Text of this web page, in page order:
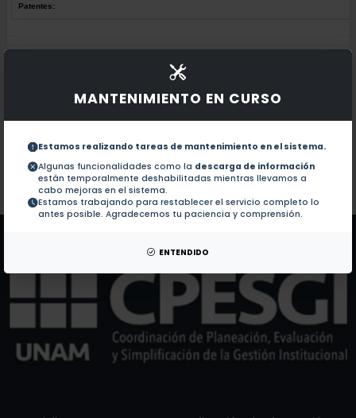
MANTENIMIENTO EN CURSO
Estamos realizando tareas de mantenimiento en el sistema.
Algunas funcionalidades como la descarga de información
están temporalmente deshabilitadas mientras llevamos a
cabo mejoras en el sistema.
Estamos trabajando para restablecer el servicio completo lo
antes posible. Agradecemos tu paciencia y comprensión.
ENTENDIDO
Patentes:
Colaboraciones en Tesis: No hay tesis de este autor.
Patentes: No hay patentes de este autor.